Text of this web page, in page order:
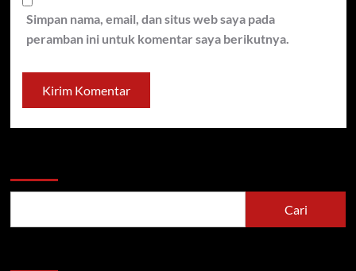
Simpan nama, email, dan situs web saya pada
peramban ini untuk komentar saya berikutnya.
Cari